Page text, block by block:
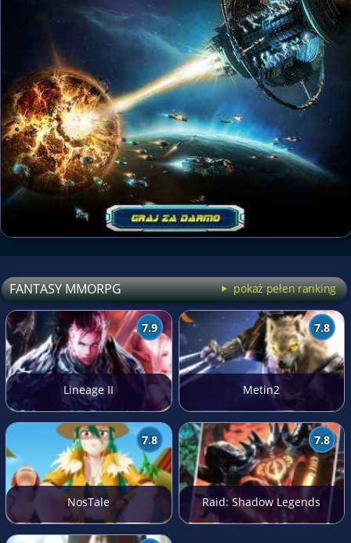
FANTASY MMORPG pokaż pełen ranking
7.9
Lineage II
7.8
Metin2
7.8
NosTale
7.8
Raid: Shadow Legends